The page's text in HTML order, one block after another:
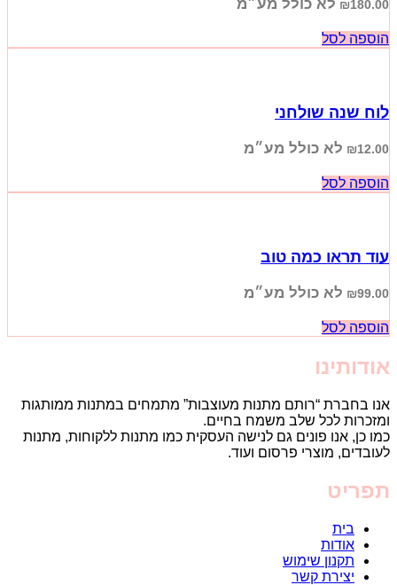
₪180.00 לא כולל מע״מ
הוספה לסל
לוח שנה שולחני
₪12.00 לא כולל מע״מ
הוספה לסל
עוד תראו כמה טוב
₪99.00 לא כולל מע״מ
הוספה לסל
אודותינו
אנו בחברת “רותם מתנות מעוצבות” מתמחים במתנות ממותגות
ומזכרות לכל שלב משמח בחיים.
כמו כן, אנו פונים גם לנישה העסקית כמו מתנות ללקוחות, מתנות
לעובדים, מוצרי פרסום ועוד.
תפריט
בית
אודות
תקנון שימוש
יצירת קשר